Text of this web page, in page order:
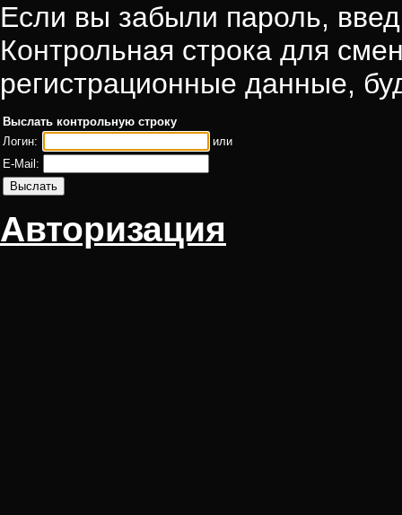
Если вы забыли пароль,
Контрольная строка для
регистрационные данные,
Выслать контрольную строку
Логин:
или
E-Mail:
Авторизация